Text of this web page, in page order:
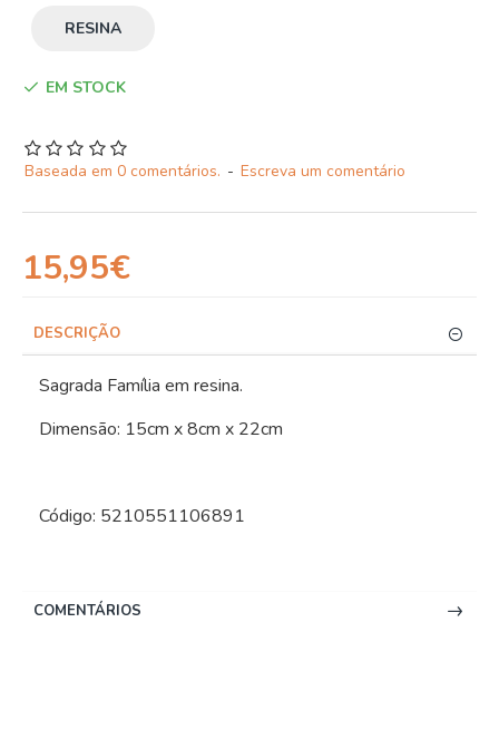
RESINA
EM STOCK
Baseada em 0 comentários. - Escreva um comentário
15,95€
DESCRIÇÃO
Sagrada Família em resina.
Dimensão: 15cm x 8cm x 22cm
Código: 5210551106891
COMENTÁRIOS